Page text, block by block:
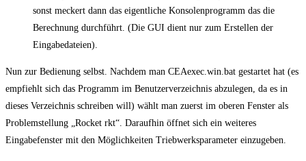
sonst meckert dann das eigentliche Konsolenprogramm das die
Berechnung durchführt. (Die GUI dient nur zum Erstellen der
Eingabedateien).
Nun zur Bedienung selbst. Nachdem man CEAexec.win.bat gestartet hat (es
empfiehlt sich das Programm im Benutzerverzeichnis abzulegen, da es in
dieses Verzeichnis schreiben will) wählt man zuerst im oberen Fenster als
Problemstellung „Rocket rkt“. Daraufhin öffnet sich ein weiteres
Eingabefenster mit den Möglichkeiten Triebwerksparameter einzugeben.